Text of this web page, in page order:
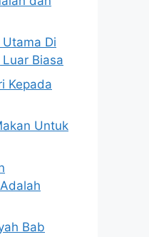
Di
Biasa
Kepada
Untuk
Bab